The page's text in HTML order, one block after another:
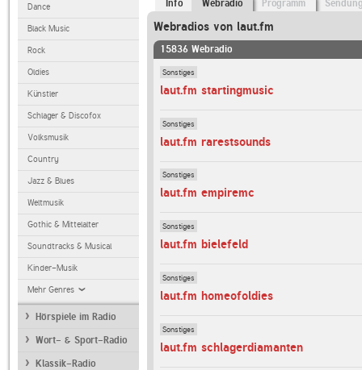
Dance
Black Music
Rock
Oldies
Künstler
Schlager & Discofox
Volksmusik
Country
Jazz & Blues
Weltmusik
Gothic & Mittelalter
Soundtracks & Musical
Kinder-Musik
Mehr Genres
Hörspiele im Radio
Wort- & Sport-Radio
Klassik-Radio
Info Webradio Programm
Webradios von laut.fm
15836 Webradio
Sonstiges
laut.fm startingmusic
Sonstiges
laut.fm rarestsounds
Sonstiges
laut.fm empiremc
Sonstiges
laut.fm bielefeld
Sonstiges
laut.fm homeofoldies
Sonstiges
laut.fm schlagerdiamanten